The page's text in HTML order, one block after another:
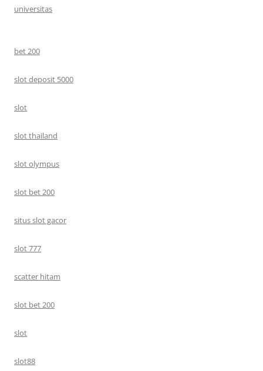
universitas
bet 200
slot deposit 5000
slot
slot thailand
slot olympus
slot bet 200
situs slot gacor
slot 777
scatter hitam
slot bet 200
slot
slot88